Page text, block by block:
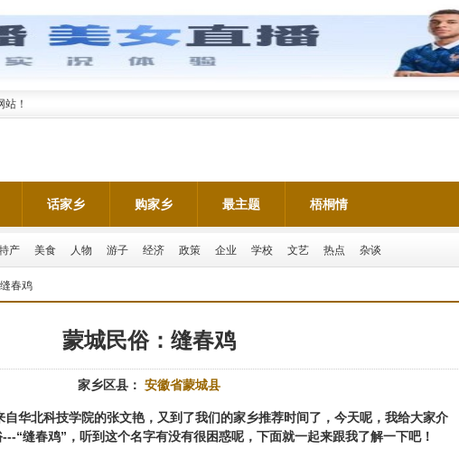
！
话家乡 购家乡 最主题 梧桐情
产 美食 人物 游子 经济 政策 企业 学校 文艺 热点 杂谈
春鸡
蒙城民俗：缝春鸡
家乡区县： 安徽省蒙城县
华北科技学院的张文艳，又到了我们的家乡推荐时间了，今天呢，我给大家介
“缝春鸡”，听到这个名字有没有很困惑呢，下面就一起来跟我了解一下吧！